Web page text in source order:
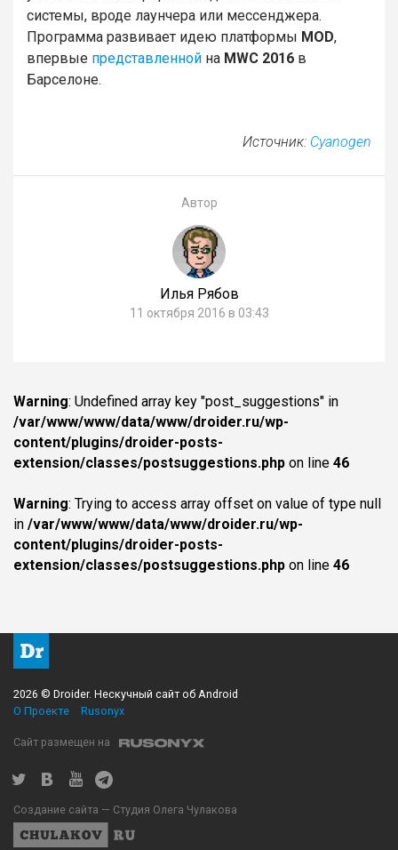
системы, вроде лаунчера или мессенджера.
Программа развивает идею платформы MOD,
впервые представленной на MWC 2016 в
Барселоне.
Источник: Cyanogen
Автор
Илья Рябов
11 октября 2016 в 03:43
Warning: Undefined array key "post_suggestions" in
/var/www/www/data/www/droider.ru/wp-
content/plugins/droider-posts-
extension/classes/postsuggestions.php on line 46
Warning: Trying to access array offset on value of type null
in /var/www/www/data/www/droider.ru/wp-
content/plugins/droider-posts-
extension/classes/postsuggestions.php on line 46
2026 © Droider. Нескучный сайт об Android
О Проекте
Rusonyx
Сайт размещен на
Создание сайта — Студия Олега Чулакова